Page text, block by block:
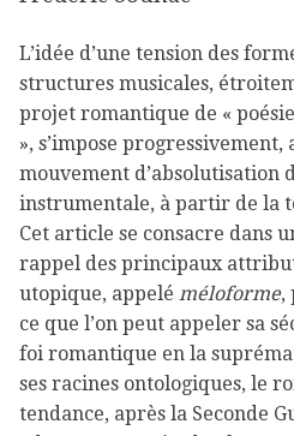
L’idée d’une tension des
structures musicales,
projet romantique de «
», s’impose progressivement,
mouvement d’absolutisation
instrumentale, à partir de la
Cet article se consacre dans
rappel des principaux
utopique, appelé méloforme,
ce que l’on peut appeler sa
foi romantique en la
ses racines ontologiques, le
tendance, après la Seconde